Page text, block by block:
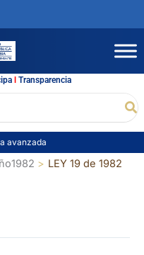
l Transparencia
avanzada
LEY 19 de 1982